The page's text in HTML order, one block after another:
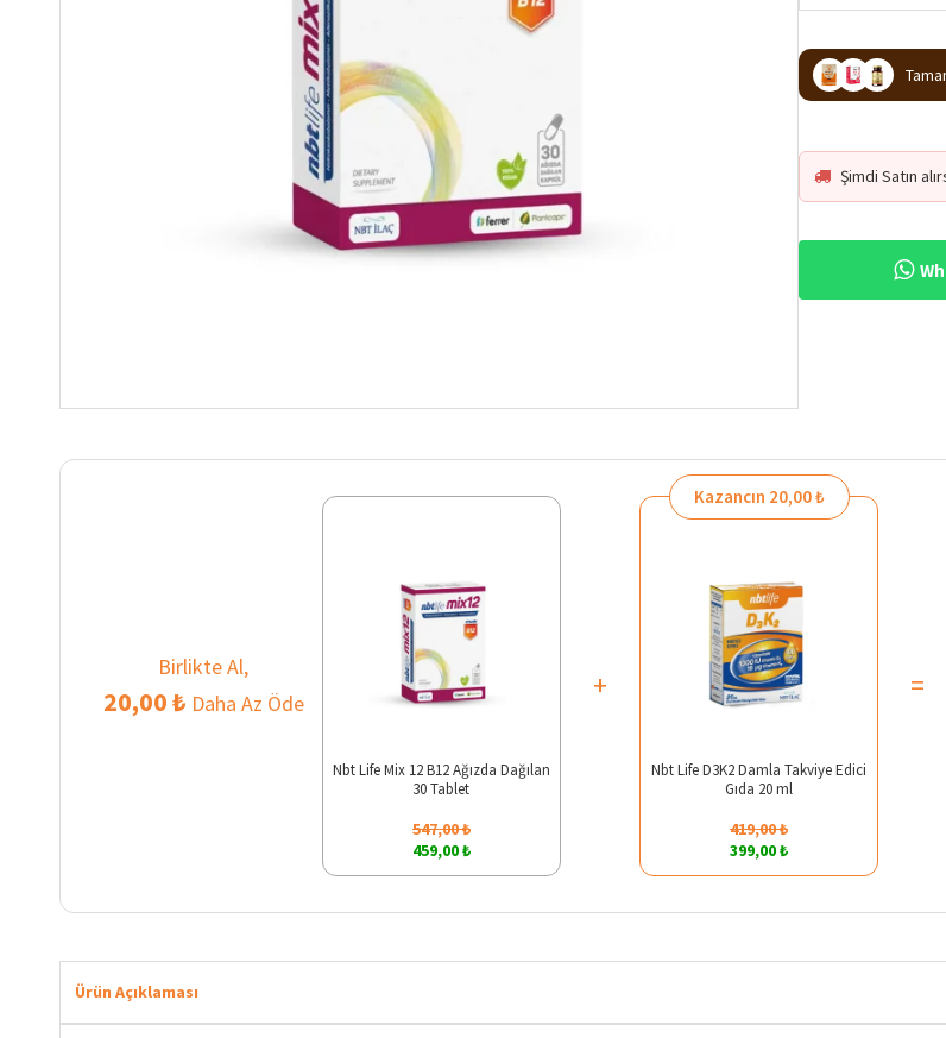
Şimdi Satın
Birlikte Al,
20,00 ₺ Daha Az Öde
Nbt Life Mix 12 B12 Ağızda Dağılan
30 Tablet
547,00 ₺
459,00 ₺
+
Kazancın 20,00 ₺
Nbt Life D3K2 Damla Takviye Edici
Gıda 20 ml
419,00 ₺
399,00 ₺
=
Ürün Açıklaması